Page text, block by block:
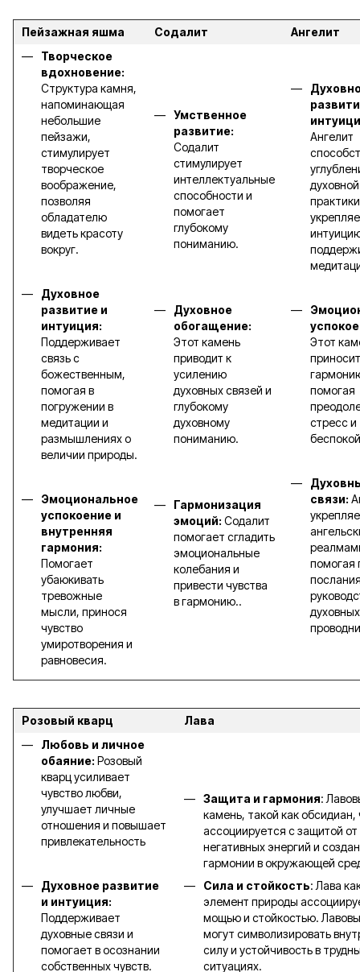
Пейзажная яшма Содалит
Ангелит
Творческое
вдохновение:
Структура камня,
напоминающая
небольшие
пейзажи,
стимулирует
творческое
воображение,
позволяя
обладателю
видеть красоту
вокруг.
Духовное
развитие и
интуиция:
Поддерживает
связь с
божественным,
помогая в
погружении в
медитации и
размышлениях о
величии природы.
Эмоциональное
успокоение и
внутренняя
гармония:
Помогает
убаюкивать
тревожные
мысли, принося
чувство
умиротворения и
равновесия.
Умственное
развитие:
Содалит
стимулирует
интеллектуальные
способности и
помогает
глубокому
пониманию.
Духовное
обогащение:
Этот камень
приводит к
усилению
духовных связей и
глубокому
духовному
пониманию.
Гармонизация
эмоций: Содалит
помогает сгладить
эмоциональные
колебания и
привести чувства
в гармонию..
Ангелит
духовной
Этот
приносит
помогая
стресс и
связи:
помогая
духовных
Розовый кварц
Лава
Любовь и личное
обаяние: Розовый
кварц усиливает
чувство любви,
улучшает личные
отношения и повышает
привлекательность
Духовное развитие
и интуиция:
Поддерживает
духовные связи и
помогает в осознании
собственных чувств.
Защита и гармония:
камень, такой как обсидиан,
ассоциируется с защитой от
негативных энергий и
гармонии в окружающей
Сила и стойкость: Лава
элемент природы
мощью и стойкостью.
могут символизировать
силу и устойчивость в
ситуациях.